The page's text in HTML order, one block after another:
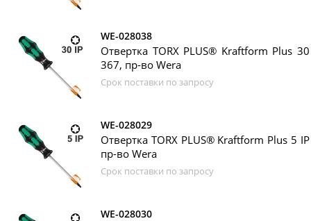
WE-028038
Отвертка TORX PLUS® Kraftform Plus
367, пр-во Wera
Срок поставки по запросу
WE-028029
Отвертка TORX PLUS® Kraftform Plus 5
пр-во Wera
Срок поставки по запросу
WE-028030